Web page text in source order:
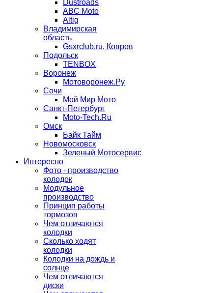
Dustroads
ABC Moto
Altig
Владимирская
область
Gsxrclub.ru, Ковров
Подольск
TENBOX
Воронеж
Мотоворонеж.Ру
Сочи
Мой Мир Мото
Санкт-Петербург
Moto-Tech.Ru
Омск
Байк Тайм
Новомосковск
Зеленый Мотосервис
Интересно
Фото - производство
колодок
Модульное
производство
Принцип работы
тормозов
Чем отличаются
колодки
Сколько ходят
колодки
Колодки на дождь и
солнце
Чем отличаются
диски